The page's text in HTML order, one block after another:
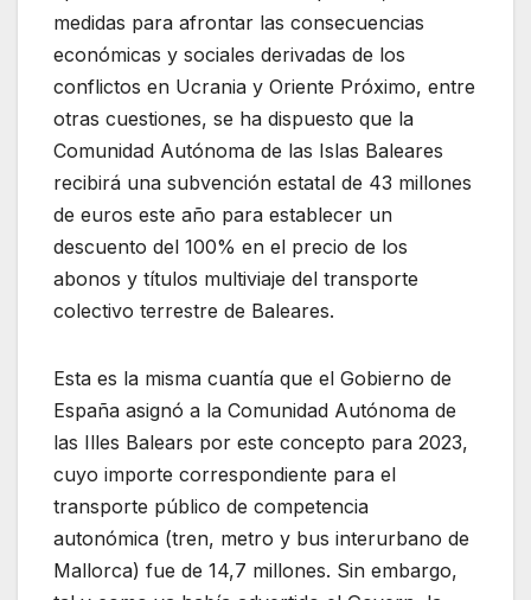
medidas para afrontar las consecuencias
económicas y sociales derivadas de los
conflictos en Ucrania y Oriente Próximo, entre
otras cuestiones, se ha dispuesto que la
Comunidad Autónoma de las Islas Baleares
recibirá una subvención estatal de 43 millones
de euros este año para establecer un
descuento del 100% en el precio de los
abonos y títulos multiviaje del transporte
colectivo terrestre de Baleares.
Esta es la misma cuantía que el Gobierno de
España asignó a la Comunidad Autónoma de
las Illes Balears por este concepto para 2023,
cuyo importe correspondiente para el
transporte público de competencia
autonómica (tren, metro y bus interurbano de
Mallorca) fue de 14,7 millones. Sin embargo,